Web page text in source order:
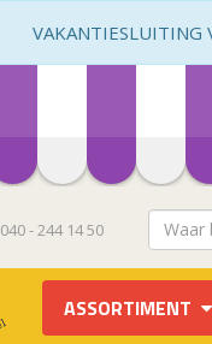
040 - 244 14 50
ASSORTIMENT